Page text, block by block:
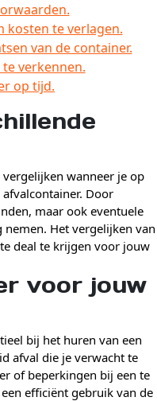
kosten te verlagen.
van de container.
verkennen.
op tijd.
wanneer je op
Door
maar ook eventuele
Het vergelijken van
deal te krijgen voor jouw
voor jouw
bij het huren van een
afval die je verwacht te
of beperkingen bij een te
efficiënt gebruik van de